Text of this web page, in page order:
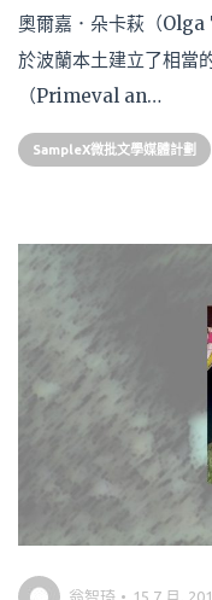
奧爾嘉．朵卡萩（
於波蘭本土建立了相當
（Primeval an…
SampleX微批文學媒體計劃